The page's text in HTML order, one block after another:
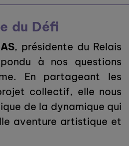
du Défi
, présidente du Relais
à nos questions
En partageant les
collectif, elle nous
de la dynamique qui
aventure artistique et